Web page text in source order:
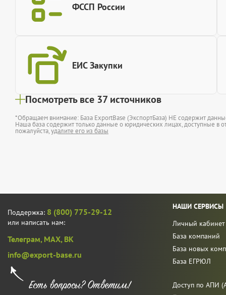
ФССП России
ЕИС Закупки
Посмотреть все 37 источников
*Обращаем внимание: База ExportBase (ЭкспортБаза) НЕ содержит
Наша база содержит только данные о юридических лицах, доступные в
пожалуйста,удалите его из базы
Поддержка: 8 (800) 775-29-12
или написать нам:
Телеграм, MAX, ВК
info@export-base.ru
НАШИ СЕРВИСЫ
Личный кабинет
База компаний
База новых
База ЕГРЮЛ
Доступ по АПИ